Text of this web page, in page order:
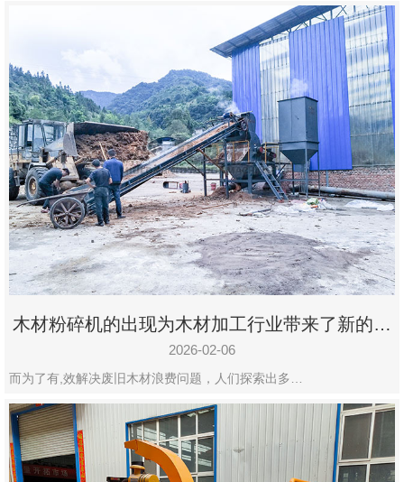
木材粉碎机的出现为木材加工行业带来了新的变
化
2026-02-06
而为了有,效解决废旧木材浪费问题，人们探索出多…